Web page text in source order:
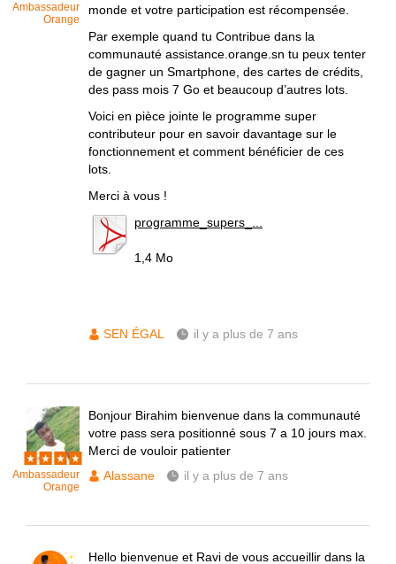
Ambassadeur
Orange
monde et votre participation est récompensée.
Par exemple quand tu Contribue dans la
communauté assistance.orange.sn tu peux tenter
de gagner un Smartphone, des cartes de crédits,
des pass mois 7 Go et beaucoup d’autres lots.
Voici en pièce jointe le programme super
contributeur pour en savoir davantage sur le
fonctionnement et comment bénéficier de ces
lots.
Merci à vous !
programme_supers_...
1,4 Mo
SEN ÉGAL il y a plus de 7 ans
Ambassadeur
Orange
Bonjour Birahim bienvenue dans la communauté
votre pass sera positionné sous 7 a 10 jours max.
Merci de vouloir patienter
Alassane
il y a plus de 7 ans
Hello bienvenue et Ravi de vous accueillir dans la